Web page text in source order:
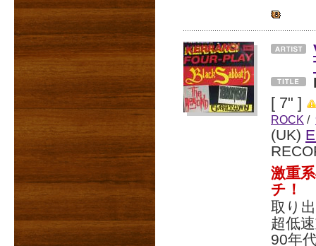
[ 7" ]
ROCK /
(UK)
激重
チ！
取り
超低
90年